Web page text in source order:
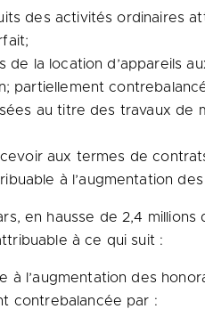
des activités ordinaires
la location d’appareils
partiellement
au titre des travaux
aux termes de
à l’augmentation
en hausse de 2,4
à ce qui suit :
l’augmentation des
contrebalancée par :